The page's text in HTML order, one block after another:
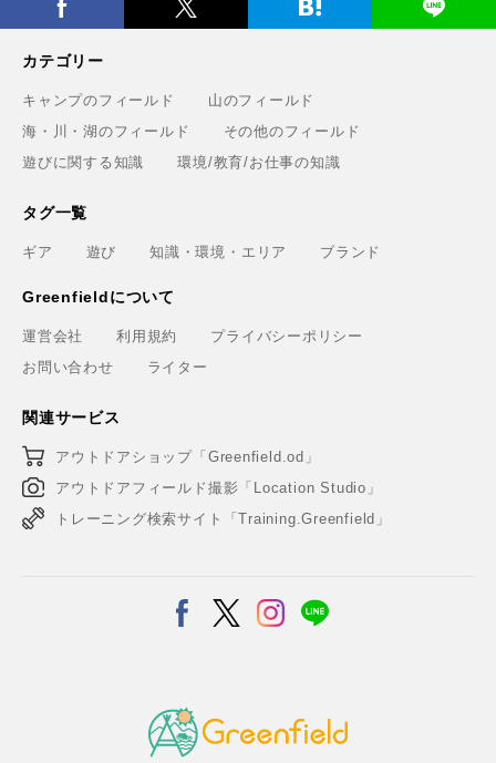
カテゴリー
キャンプのフィールド
山のフィールド
海・川・湖のフィールド
その他のフィールド
遊びに関する知識
環境/教育/お仕事の知識
タグ一覧
ギア 遊び 知識・環境・エリア ブランド
Greenfieldについて
運営会社 利用規約
プライバシーポリシー
お問い合わせ
ライター
関連サービス
アウトドアショップ「Greenfield.od」
アウトドアフィールド撮影「Location Studio」
トレーニング検索サイト「Training.Greenfield」